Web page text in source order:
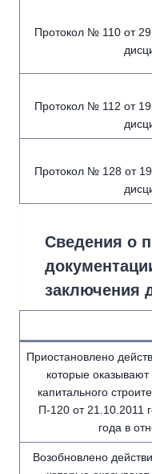
Протокол № 110 от
Протокол № 112 от
Протокол № 128 от
Сведения о
заключения
Приостановлено
которые
капитального
П-120 от 21.10.2011
года в
Возобновлено